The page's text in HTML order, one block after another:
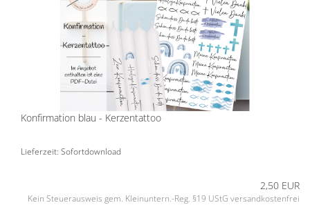
Konfirmation blau - Kerzentattoo
Lieferzeit: Sofortdownload
2,50 EUR
Kein Steuerausweis gem. Kleinuntern.-Reg. §19 UStG versandkostenfrei